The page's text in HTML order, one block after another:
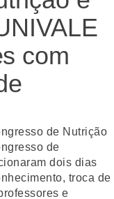
com
de Nutrição
de
dois dias
troca de
e